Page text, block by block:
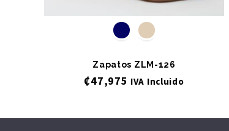
Zapatos ZLM-126
₡47,975 IVA Incluido